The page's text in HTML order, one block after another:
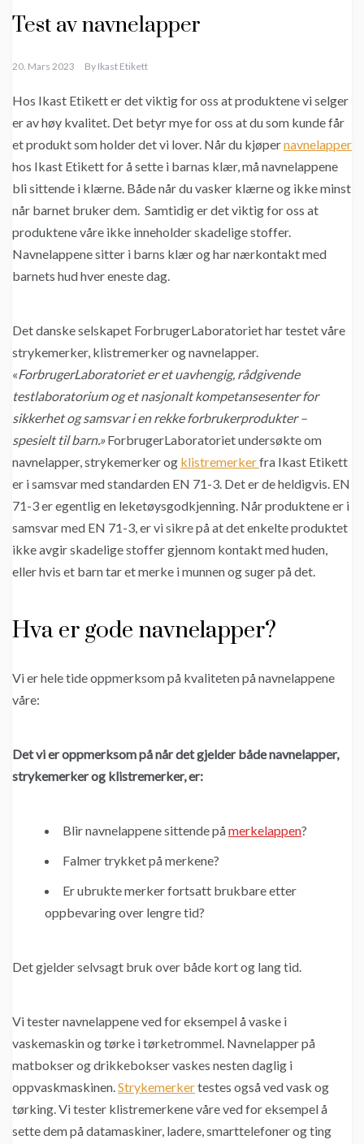
Test av navnelapper
20. Mars 2023 By Ikast Etikett
Hos Ikast Etikett er det viktig for oss at produktene vi selger
er av høy kvalitet. Det betyr mye for oss at du som kunde får
et produkt som holder det vi lover. Når du kjøpernavnelapper
hos Ikast Etikett for å sette i barnas klær, må navnelappene
bli sittende i klærne. Både når du vasker klærne og ikke minst
når barnet bruker dem. Samtidig er det viktig for oss at
produktene våre ikke inneholder skadelige stoffer.
Navnelappene sitter i barns klær og har nærkontakt med
barnets hud hver eneste dag.
Det danske selskapet ForbrugerLaboratoriet har testet våre
strykemerker, klistremerker og navnelapper.
«ForbrugerLaboratoriet er et uavhengig, rådgivende
testlaboratorium og et nasjonalt kompetansesenter for
sikkerhet og samsvar i en rekke forbrukerprodukter –
spesielt til barn.»ForbrugerLaboratoriet undersøkte om
navnelapper, strykemerker og klistremerkerfra Ikast Etikett
er i samsvar med standarden EN 71-3. Det er de heldigvis. EN
71-3 er egentlig en leketøysgodkjenning. Når produktene er i
samsvar med EN 71-3, er vi sikre på at det enkelte produktet
ikke avgir skadelige stoffer gjennom kontakt med huden,
eller hvis et barn tar et merke i munnen og suger på det.
Hva er gode navnelapper?
Vi er hele tide oppmerksom på kvaliteten på navnelappene
våre:
Det vi er oppmerksom på når det gjelder både navnelapper,
strykemerker og klistremerker, er:
Blir navnelappene sittende påmerkelappen?
Falmer trykket på merkene?
Er ubrukte merker fortsatt brukbare etter
oppbevaring over lengre tid?
Det gjelder selvsagt bruk over både kort og lang tid.
Vi tester navnelappene ved for eksempel å vaske i
vaskemaskin og tørke i tørketrommel. Navnelapper på
matbokser og drikkebokser vaskes nesten daglig i
oppvaskmaskinen.Strykemerkertestes også ved vask og
tørking. Vi tester klistremerkene våre ved for eksempel å
sette dem på datamaskiner, ladere, smarttelefoner og ting